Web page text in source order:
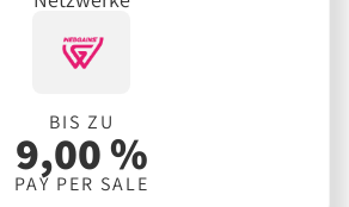
BIS ZU
9,00 %
PAY PER SALE